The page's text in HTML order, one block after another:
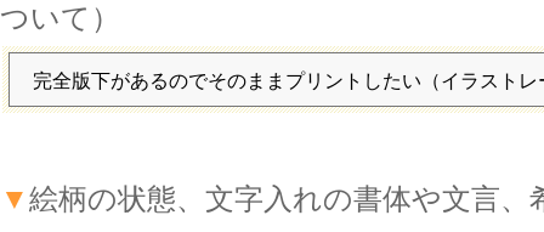
ついて）
▼絵柄の状態、文字入れの書体や文言、